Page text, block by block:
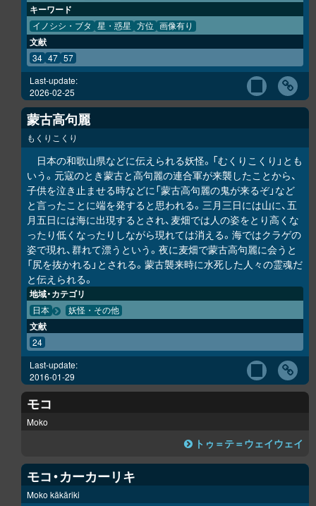
キーワード
イノシシ・ブタ 星・惑星 方位 画像有り
文献
34 47 57
Last-update:
2026-02-25
蒙古高句麗
もくりこくり
日本の和歌山県などに伝えられる妖怪。「むくりこくり」とも
いう。元寇のとき蒙古と高句麗の連合軍が来襲したことから、
子供を泣き止ませる時などに「蒙古高句麗の鬼が来るぞ」など
と言ったことに端を発すると思われる。三月三日には山に、五
月五日には海に出現するとされ、麦畑では人の姿をとり高くな
ったり低くなったりしながら現れては消える。海ではクラゲの
姿で現れ、群れて漂うという。夜に麦畑で蒙古高句麗に会うと
「尻を抜かれる」とされる。蒙古襲来時に水死した人々の霊魂だ
と伝えられる。
地域・カテゴリ
日本 妖怪・その他
文献
24
Last-update:
2016-01-29
モコ
Moko
トゥ＝テ＝ウェイウェイ
モコ・カーカーリキ
Moko kākāriki